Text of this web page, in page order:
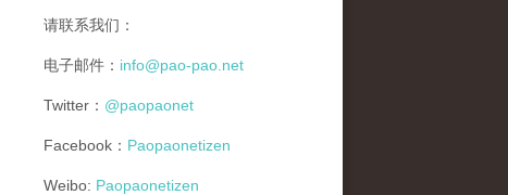
请联系我们：
电子邮件： info@pao-pao.net
Twitter： @paopaonet
Facebook： Paopaonetizen
Weibo: Paopaonetizen